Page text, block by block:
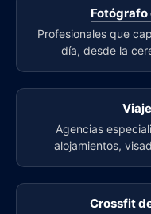
Fotógrafo
Profesionales que
día, desde la
Agencias
alojamientos,
Crossfit